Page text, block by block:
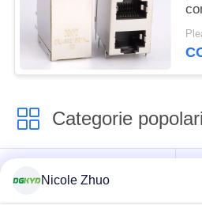
Categorie popolari
connettore di
Nicole Zhuo